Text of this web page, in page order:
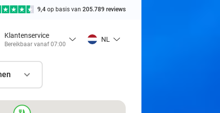
9,4 op basis van 205.789 reviews
Klantenservice
Bereikbaar vanaf 07:00
NL